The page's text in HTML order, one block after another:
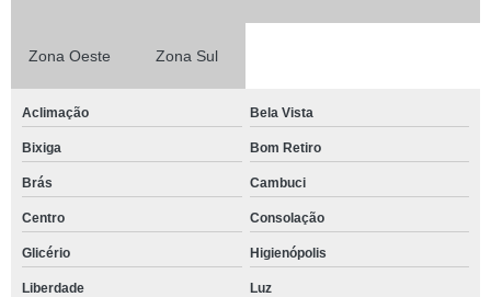
Zona Oeste Zona Sul
Aclimação Bela Vista
Bixiga Bom Retiro
Brás Cambuci
Centro Consolação
Glicério Higienópolis
Liberdade Luz